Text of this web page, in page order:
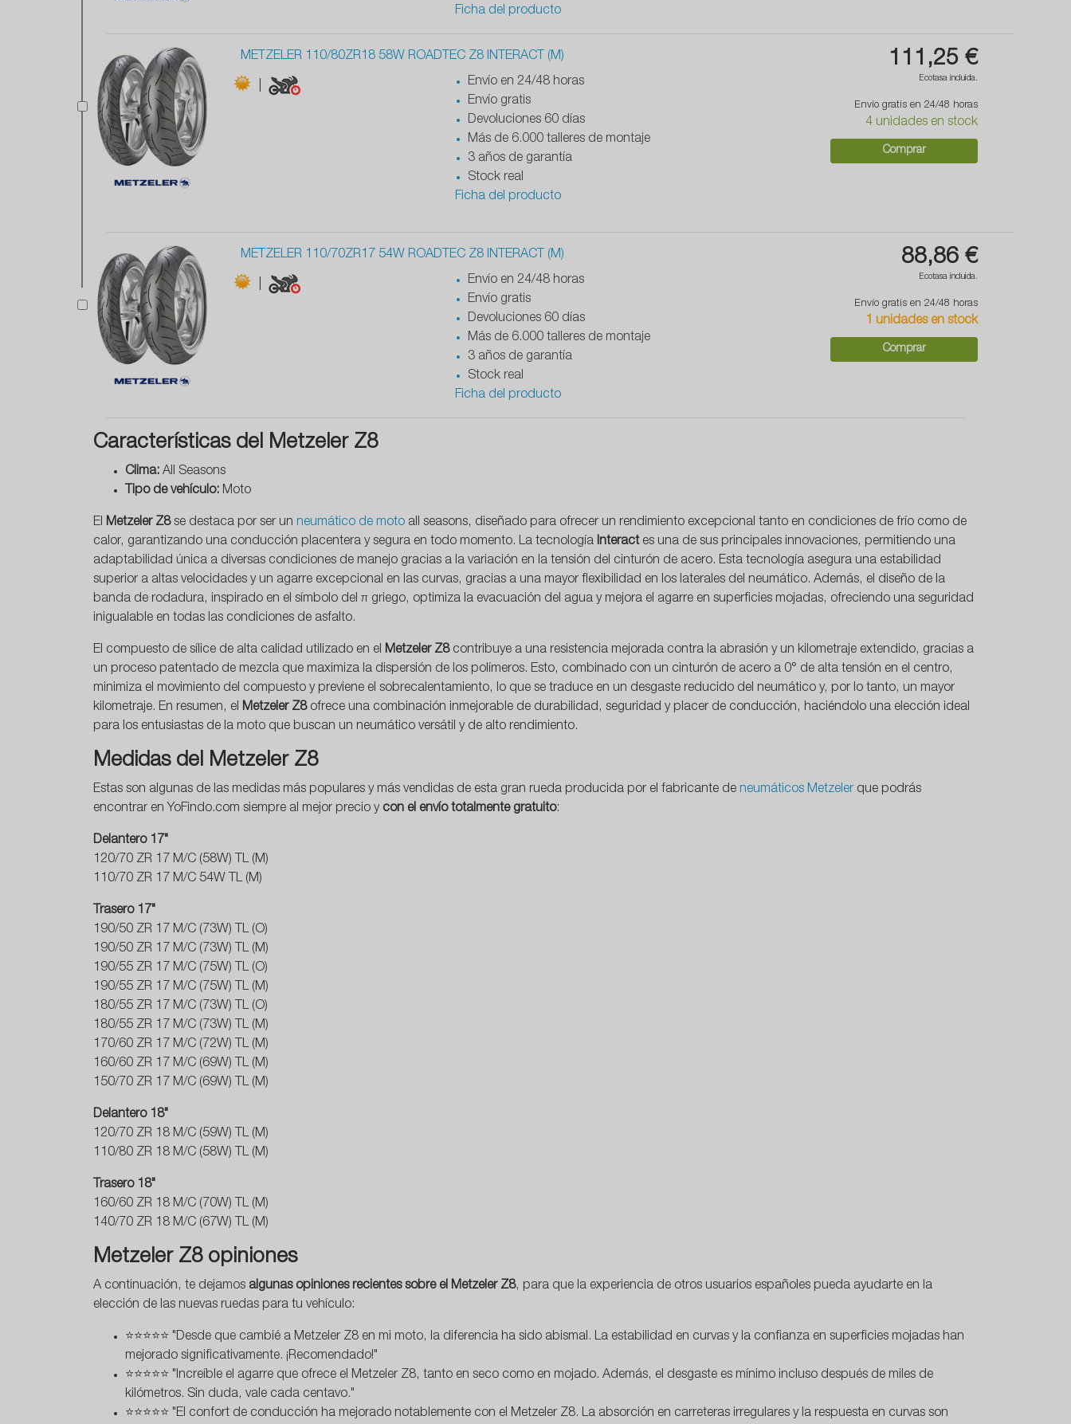
Ficha del producto
METZELER 110/80ZR18 58W ROADTEC Z8 INTERACT (M)
Envío en 24/48 horas
Envío gratis
Devoluciones 60 días
Más de 6.000 talleres de montaje
3 años de garantía
Stock real
Ficha del producto
111,25 €
Ecotasa incluida.
Envío gratis en 24/48 horas
4 unidades en stock
Comprar
METZELER 110/70ZR17 54W ROADTEC Z8 INTERACT (M)
Envío en 24/48 horas
Envío gratis
Devoluciones 60 días
Más de 6.000 talleres de montaje
3 años de garantía
Stock real
Ficha del producto
88,86 €
Ecotasa incluida.
Envío gratis en 24/48 horas
1 unidades en stock
Comprar
Características del Metzeler Z8
Clima: All Seasons
Tipo de vehículo: Moto
El Metzeler Z8se destaca por ser un neumático de moto all seasons, diseñado para ofrecer un rendimiento excepcional tanto en condiciones de frío como de
calor, garantizando una conducción placentera y segura en todo momento. La tecnología Interactes una de sus principales innovaciones, permitiendo una
adaptabilidad única a diversas condiciones de manejo gracias a la variación en la tensión del cinturón de acero. Esta tecnología asegura una estabilidad
superior a altas velocidades y un agarre excepcional en las curvas, gracias a una mayor flexibilidad en los laterales del neumático. Además, el diseño de la
banda de rodadura, inspirado en el símbolo del π griego, optimiza la evacuación del agua y mejora el agarre en superficies mojadas, ofreciendo una seguridad
inigualable en todas las condiciones de asfalto.
El compuesto de sílice de alta calidad utilizado en el Metzeler Z8contribuye a una resistencia mejorada contra la abrasión y un kilometraje extendido, gracias a
un proceso patentado de mezcla que maximiza la dispersión de los polímeros. Esto, combinado con un cinturón de acero a 0° de alta tensión en el centro,
minimiza el movimiento del compuesto y previene el sobrecalentamiento, lo que se traduce en un desgaste reducido del neumático y, por lo tanto, un mayor
kilometraje. En resumen, el Metzeler Z8ofrece una combinación inmejorable de durabilidad, seguridad y placer de conducción, haciéndolo una elección ideal
para los entusiastas de la moto que buscan un neumático versátil y de alto rendimiento.
Medidas del Metzeler Z8
Estas son algunas de las medidas más populares y más vendidas de esta gran rueda producida por el fabricante de neumáticos Metzeler que podrás
encontrar en YoFindo.com siempre al mejor precio y con el envío totalmente gratuito:
Delantero 17"
120/70 ZR 17 M/C (58W) TL (M)
110/70 ZR 17 M/C 54W TL (M)
Trasero 17"
190/50 ZR 17 M/C (73W) TL (O)
190/50 ZR 17 M/C (73W) TL (M)
190/55 ZR 17 M/C (75W) TL (O)
190/55 ZR 17 M/C (75W) TL (M)
180/55 ZR 17 M/C (73W) TL (O)
180/55 ZR 17 M/C (73W) TL (M)
170/60 ZR 17 M/C (72W) TL (M)
160/60 ZR 17 M/C (69W) TL (M)
150/70 ZR 17 M/C (69W) TL (M)
Delantero 18"
120/70 ZR 18 M/C (59W) TL (M)
110/80 ZR 18 M/C (58W) TL (M)
Trasero 18"
160/60 ZR 18 M/C (70W) TL (M)
140/70 ZR 18 M/C (67W) TL (M)
Metzeler Z8 opiniones
A continuación, te dejamos algunas opiniones recientes sobre el Metzeler Z8, para que la experiencia de otros usuarios españoles pueda ayudarte en la
elección de las nuevas ruedas para tu vehículo:
⭐⭐⭐⭐⭐ "Desde que cambié a Metzeler Z8 en mi moto, la diferencia ha sido abismal. La estabilidad en curvas y la confianza en superficies mojadas han
mejorado significativamente. ¡Recomendado!"
⭐⭐⭐⭐⭐ "Increíble el agarre que ofrece el Metzeler Z8, tanto en seco como en mojado. Además, el desgaste es mínimo incluso después de miles de
kilómetros. Sin duda, vale cada centavo."
⭐⭐⭐⭐⭐ "El confort de conducción ha mejorado notablemente con el Metzeler Z8. La absorción en carreteras irregulares y la respuesta en curvas son